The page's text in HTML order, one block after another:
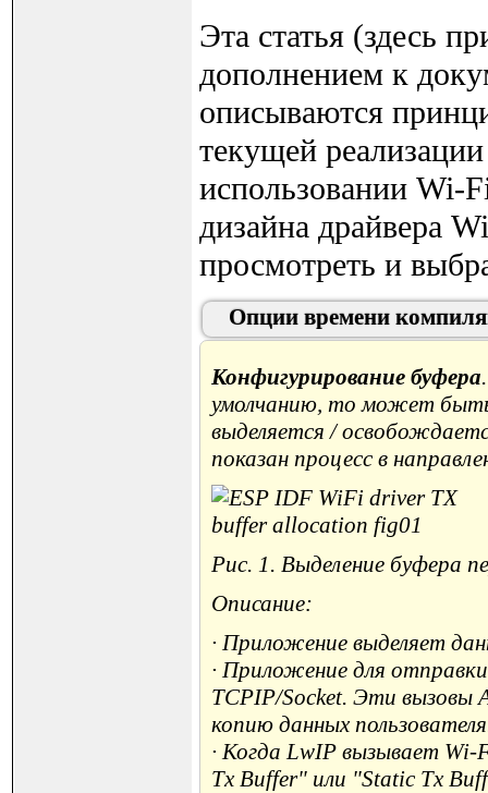
Эта статья (здесь
дополнением к
описываются
текущей
использовании Wi-
дизайна драйвера
просмотреть и
Опции времени
Конфигурирование буфера
умолчанию, то может быть
выделяется /
показан процесс в
Рис. 1. Выделение буфера
Описание:
· Приложение выделяет
· Приложение для
TCPIP/Socket. Эти вызовы
копию данных
· Когда LwIP вызывает
Tx Buffer" или "Static Tx